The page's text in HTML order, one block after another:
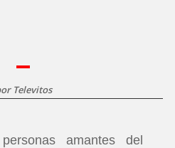
Televitos
amantes del